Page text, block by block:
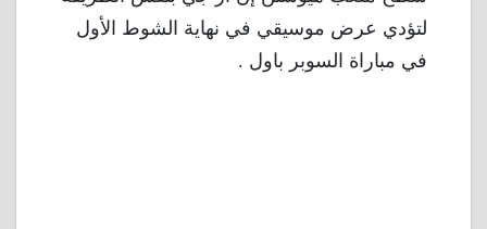
لتؤدي عرض موسيقي في نهاية الشوط الأول
في مباراة السوبر باول .